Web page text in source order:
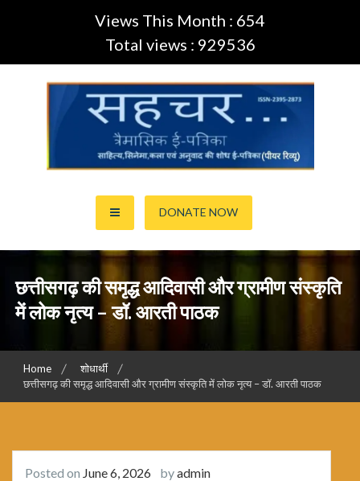
Views This Month : 654
Total views : 929536
सहचर ई-पत्रिका… (ISSN:2395-
2873)
DONATE NOW
छत्तीसगढ़ की समृद्ध आदिवासी और ग्रामीण संस्कृति
में लोक नृत्य – डॉ. आरती पाठक
Home
शोधार्थी
छत्तीसगढ़ की समृद्ध आदिवासी और ग्रामीण संस्कृति में लोक नृत्य – डॉ. आरती पाठक
Posted on June 6, 2026 byadmin